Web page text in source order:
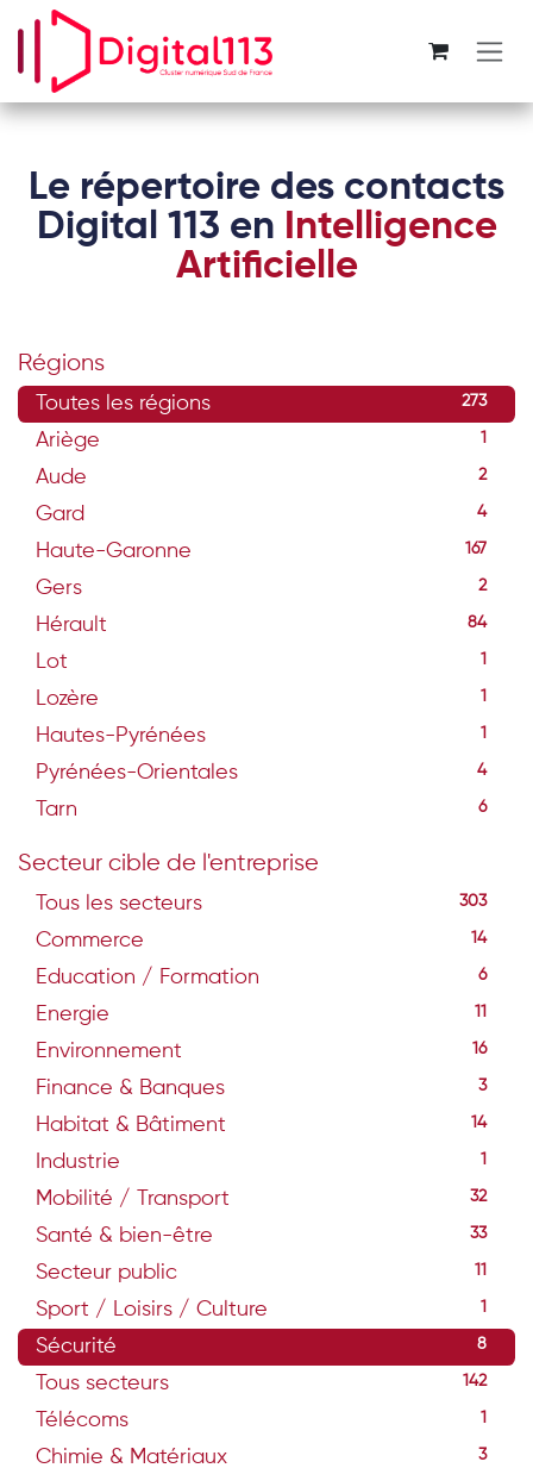
Se rendre au contenu
Le répertoire des contacts
Digital 113 en Intelligence
Artificielle
Régions
Toutes les régions 273
Ariège 1
Aude 2
Gard 4
Haute-Garonne 167
Gers 2
Hérault 84
Lot 1
Lozère 1
Hautes-Pyrénées 1
Pyrénées-Orientales 4
Tarn 6
Secteur cible de l'entreprise
Tous les secteurs 303
Commerce 14
Education / Formation 6
Energie 11
Environnement 16
Finance & Banques 3
Habitat & Bâtiment 14
Industrie 1
Mobilité / Transport 32
Santé & bien-être 33
Secteur public 11
Sport / Loisirs / Culture 1
Sécurité 8
Tous secteurs 142
Télécoms 1
Chimie & Matériaux 3